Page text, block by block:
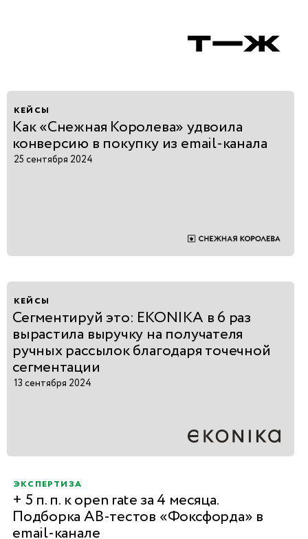
кейсы
Как «Снежная Королева» удвоила
конверсию в покупку из email-канала
25 сентября 2024
кейсы
Сегментируй это: EKONIKA в 6 раз
вырастила выручку на получателя
ручных рассылок благодаря точечной
сегментации
13 сентября 2024
экспертиза
+ 5 п. п. к open rate за 4 месяца.
Подборка AB-тестов «Фоксфорда» в
email-канале